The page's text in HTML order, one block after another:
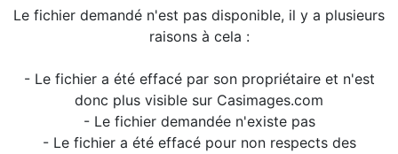
Le fichier demandé n'est pas disponible, il y a plusieurs
raisons à cela :
- Le fichier a été effacé par son propriétaire et n'est
donc plus visible sur Casimages.com
- Le fichier demandée n'existe pas
- Le fichier a été effacé pour non respects des